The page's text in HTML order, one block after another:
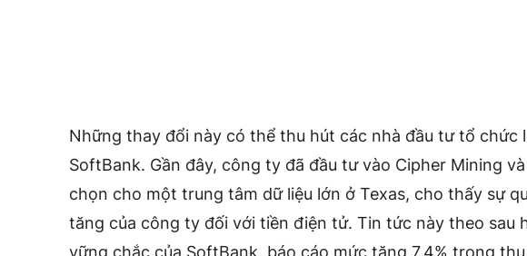
Những thay đổi này có thể thu hút các nhà đầu tư tổ chức
SoftBank. Gần đây, công ty đã đầu tư vào Cipher Mining
chọn cho một trung tâm dữ liệu lớn ở Texas, cho thấy sự
tăng của công ty đối với tiền điện tử. Tin tức này theo sau
vững chắc của SoftBank, báo cáo mức tăng 7,4% trong